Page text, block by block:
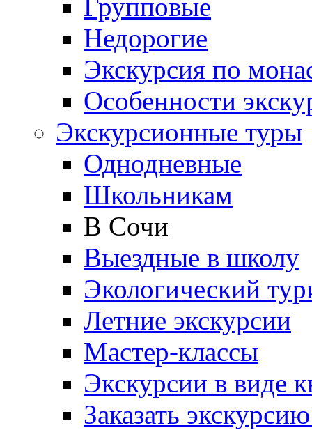
Групповые
Недорогие
Экскурсия по
Особенности
Экскурсионные туры
Однодневные
Школьникам
В Сочи
Выездные в школу
Экологический
Летние экскурсии
Мастер-классы
Экскурсии в виде
Заказать